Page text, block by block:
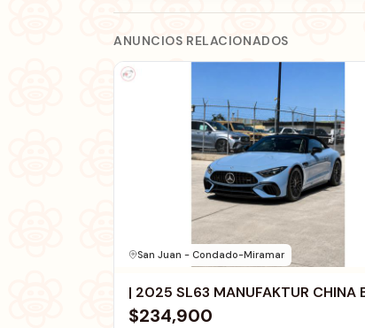
ANUNCIOS RELACIONADOS
San Juan - Condado-Miramar
| 2025 SL63 MANUFAKTUR CHINA
$234,900